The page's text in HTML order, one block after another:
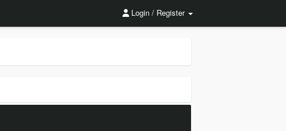
Login / Register